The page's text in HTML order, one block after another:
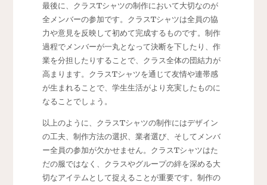
最後に、クラスTシャツの制作において大切なのが
全メンバーの参加です。クラスTシャツは全員の協
力や意見を反映して初めて完成するものです。制作
過程でメンバーが一丸となって決断を下したり、作
業を分担したりすることで、クラス全体の団結力が
高まります。クラスTシャツを通じて友情や連帯感
が生まれることで、学生生活がより充実したものに
なることでしょう。
以上のように、クラスTシャツの制作にはデザイン
の工夫、制作方法の選択、業者選び、そしてメンバ
ー全員の参加が欠かせません。クラスTシャツはた
だの服ではなく、クラスやグループの絆を深める大
切なアイテムとして捉えることが重要です。制作の